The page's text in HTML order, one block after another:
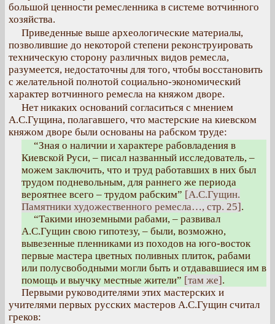
большой ценности ремесленника в системе вотчинного
хозяйства.
Приведенные выше археологические материалы,
позволившие до некоторой степени реконструировать
техническую сторону различных видов ремесла,
разумеется, недостаточны для того, чтобы восстановить
с желательной полнотой социально-экономический
характер вотчинного ремесла на княжом дворе.
Нет никаких оснований согласиться с мнением
А.С.Гущина, полагавшего, что мастерские на киевском
княжом дворе были основаны на рабском труде:
“Зная о наличии и характере рабовладения в
Киевской Руси, – писал названный исследователь, –
можем заключить, что и труд работавших в них был
трудом подневольным, для раннего же периода
вероятнее всего – трудом рабским” [А.С.Гущин.
Памятники художественного ремесла…, стр. 25].
“Такими иноземными рабами, – развивал
А.С.Гущин свою гипотезу, – были, возможно,
вывезенные пленниками из походов на юго-восток
первые мастера цветных поливных плиток, рабами
или полусвободными могли быть и отдававшиеся им в
помощь и выучку местные жители” [там же].
Первыми руководителями этих мастерских и
учителями первых русских мастеров А.С.Гущин считал
греков: